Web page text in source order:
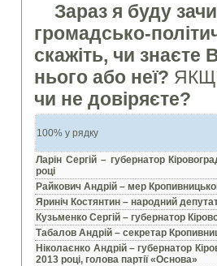
Зараз я буду
громадсько-
скажіть, чи
нього або неї?
чи не довіряєте?
100% у рядку
Ларін Сергій – губернатор
році
Райкович Андрій – мер
Яриніч Костянтин – народний
Кузьменко Сергій – губернатор
Табалов Андрій – секретар
Ніколаєнко Андрій – губернатор
2013 році, голова партії «Основа»